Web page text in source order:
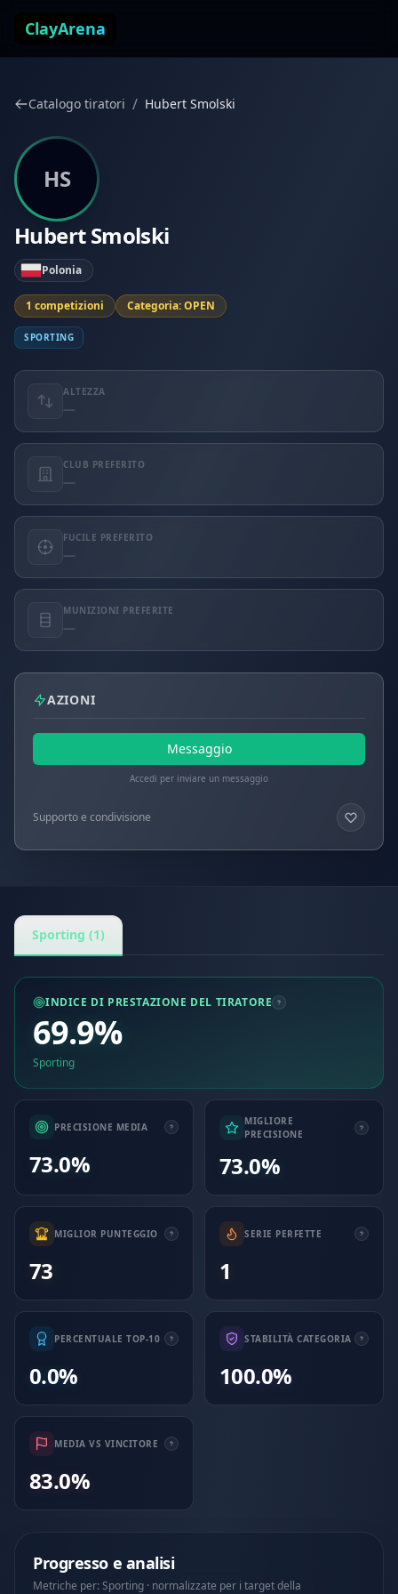
ClayArena
Catalogo tiratori / Hubert Smolski
HS
Hubert Smolski
Polonia
1 competizioni Categoria: OPEN
SPORTING
ALTEZZA
—
CLUB PREFERITO
—
FUCILE PREFERITO
—
MUNIZIONI PREFERITE
—
AZIONI
Messaggio
Accedi per inviare un messaggio
Supporto e condivisione
Sporting (1)
INDICE DI PRESTAZIONE DEL TIRATORE
69.9%
Sporting
PRECISIONE MEDIA
73.0%
MIGLIORE
PRECISIONE
73.0%
MIGLIOR PUNTEGGIO
73
SERIE PERFETTE
1
PERCENTUALE TOP-10
0.0%
STABILITÀ CATEGORIA
100.0%
MEDIA VS VINCITORE
83.0%
Progresso e analisi
Metriche per: Sporting · normalizzate per i target della